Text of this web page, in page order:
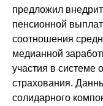
предложил
пенсионной
соотношения
медианной
участия в системе
страхования.
солидарного